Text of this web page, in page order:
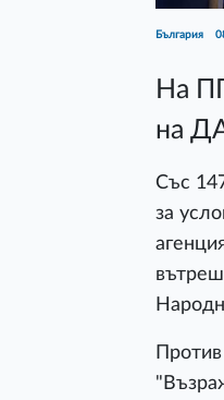
България
На
на
Със
за